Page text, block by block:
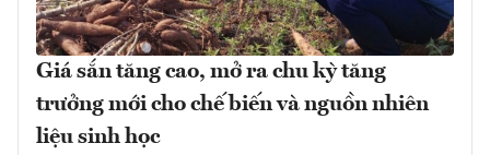
Giá sắn tăng cao, mở ra chu kỳ tăng
trưởng mới cho chế biến và nguồn nhiên
liệu sinh học